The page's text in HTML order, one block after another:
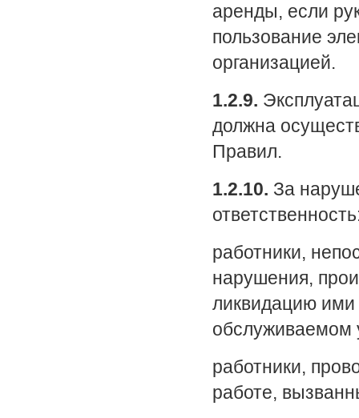
аренды, если
пользование
организацией.
1.2.9.
должна
Правил.
1.2.10. За
работники,
нарушения,
ликвидацию ими
обслуживаемом
работники,
работе,